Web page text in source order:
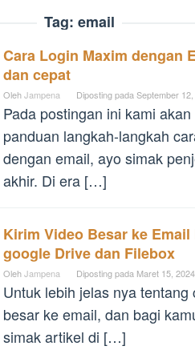
Tag: email
Cara Login Maxim dengan
dan cepat
OlehJampena Diposting pada September
Pada postingan ini kami
panduan langkah-langkah
dengan email, ayo simak
akhir. Di era […]
Kirim Video Besar ke
google Drive dan Filebox
OlehJampena Diposting pada Maret 15, 2024
Untuk lebih jelas nya tentang
besar ke email, dan bagi
simak artikel di […]